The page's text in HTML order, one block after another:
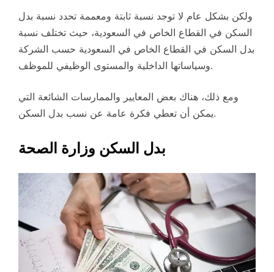
ولكن بشكل عام لا توجد نسبة ثابتة ومعممة تحدد نسبة بدل
السكن في القطاع الخاص في السعودية، حيث تختلف نسبة
بدل السكن في القطاع الخاص في السعودية حسب الشركة
وسياساتها الداخلية والمستوى الوظيفي للموظف.
ومع ذلك، هناك بعض المعايير والممارسات الشائعة التي
يمكن أن تعطي فكرة عامة عن نسب بدل السكن.
بدل السكن وزارة الصحة